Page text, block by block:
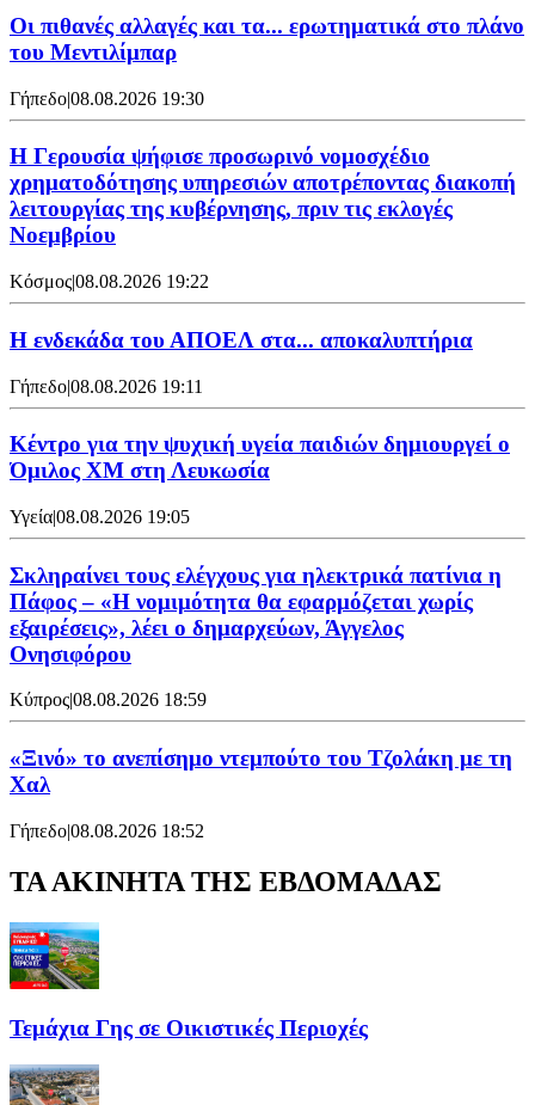
Οι πιθανές αλλαγές και τα... ερωτηματικά στο πλάνο
του Μεντιλίμπαρ
Γήπεδο|08.08.2026 19:30
Η Γερουσία ψήφισε προσωρινό νομοσχέδιο
χρηματοδότησης υπηρεσιών αποτρέποντας διακοπή
λειτουργίας της κυβέρνησης, πριν τις εκλογές
Νοεμβρίου
Κόσμος|08.08.2026 19:22
Η ενδεκάδα του ΑΠΟΕΛ στα... αποκαλυπτήρια
Γήπεδο|08.08.2026 19:11
Κέντρο για την ψυχική υγεία παιδιών δημιουργεί ο
Όμιλος XM στη Λευκωσία
Υγεία|08.08.2026 19:05
Σκληραίνει τους ελέγχους για ηλεκτρικά πατίνια η
Πάφος – «Η νομιμότητα θα εφαρμόζεται χωρίς
εξαιρέσεις», λέει ο δημαρχεύων, Άγγελος
Ονησιφόρου
Κύπρος|08.08.2026 18:59
«Ξινό» το ανεπίσημο ντεμπούτο του Τζολάκη με τη
Χαλ
Γήπεδο|08.08.2026 18:52
ΤΑ ΑΚΙΝΗΤΑ ΤΗΣ ΕΒΔΟΜΑΔΑΣ
Τεμάχια Γης σε Οικιστικές Περιοχές